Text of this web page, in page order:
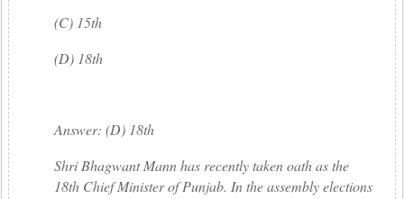
(C) 15th
(D) 18th
Answer: (D) 18th
Shri Bhagwant Mann has recently taken oath as the
18th Chief Minister of Punjab. In the assembly elections